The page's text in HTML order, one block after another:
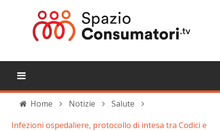
Home Notizie
Salute
Infezioni ospedaliere, protocollo di intesa tra Codici e